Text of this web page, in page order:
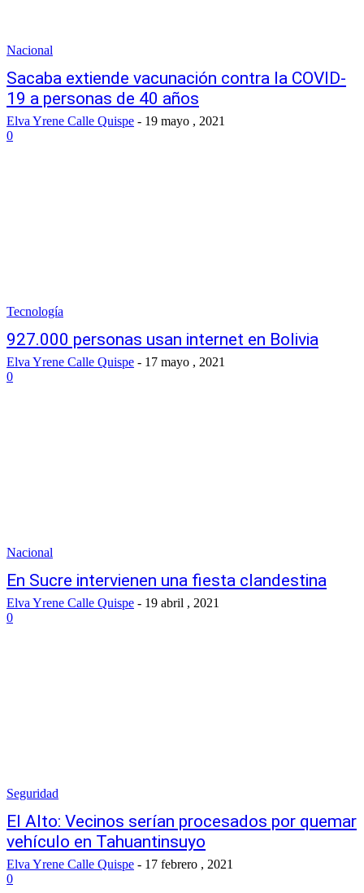
Nacional
Sacaba extiende vacunación contra la COVID-
19 a personas de 40 años
Elva Yrene Calle Quispe - 19 mayo , 2021
0
Tecnología
927.000 personas usan internet en Bolivia
Elva Yrene Calle Quispe - 17 mayo , 2021
0
Nacional
En Sucre intervienen una fiesta clandestina
Elva Yrene Calle Quispe - 19 abril , 2021
0
Seguridad
El Alto: Vecinos serían procesados por quemar
vehículo en Tahuantinsuyo
Elva Yrene Calle Quispe - 17 febrero , 2021
0